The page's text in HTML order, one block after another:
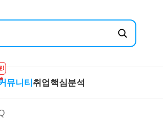
!
뮤니티 취업핵심분석